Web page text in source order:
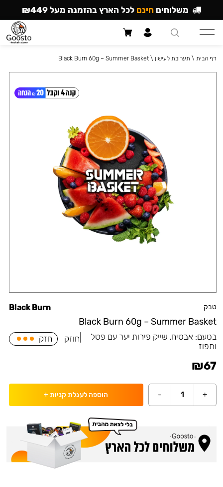
טבק
Black Burn 60g – Summer Basket
Black Burn
בטעם: אבטיח, שייק פירות יער עם פטל
ותפוז
חוזק חזק
₪67
+
1
- הוספה לעגלת קניות +
דף הבית \ תערובת לעישון \
Black Burn 60g – Summer Basket
משלוחים חינם לכל הארץ בהזמנה מעל ₪449